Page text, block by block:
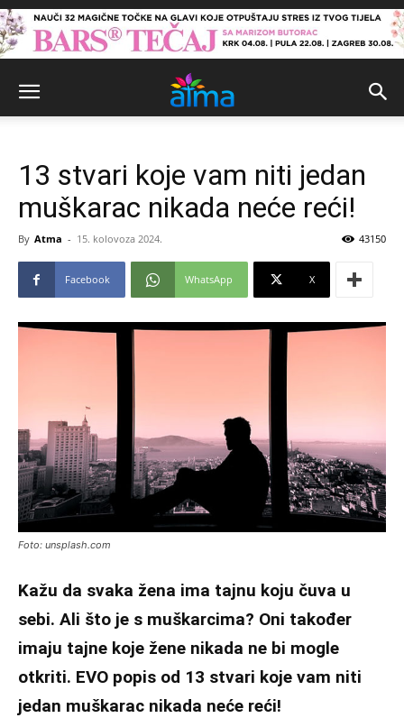
13 stvari koje vam niti jedan
muškarac nikada neće reći!
By Atma - 15. kolovoza 2024. 43150
Facebook WhatsApp X
Foto: unsplash.com
Kažu da svaka žena ima tajnu koju čuva u
sebi. Ali što je s muškarcima? Oni također
imaju tajne koje žene nikada ne bi mogle
otkriti. EVO popis od 13 stvari koje vam niti
jedan muškarac nikada neće reći!